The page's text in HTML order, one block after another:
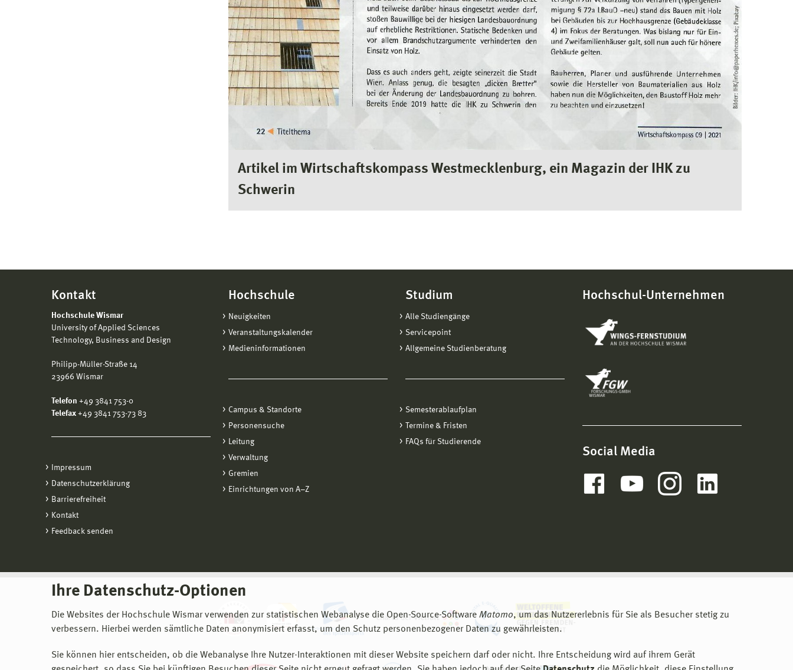
Ihre Datenschutz-Optionen
Die Websites der Hochschule Wismar verwenden zur statistischen Webanalyse die Open-Source-Software Matomo, um das Nutzererlebnis für Sie als Besucher stetig zu
verbessern. Hierbei werden sämtliche Daten anonymisiert erfasst, um den Schutz personenbezogener Daten zu gewährleisten.
Sie können hier entscheiden, ob die Webanalyse Ihre Nutzer-Interaktionen mit dieser Website speichern darf oder nicht. Ihre Entscheidung wird auf ihrem Gerät
Artikel im Wirtschaftskompass Westmecklenburg, ein Magazin der IHK zu
Schwerin
Kontakt
Hochschule Wismar
University of Applied Sciences
Technology, Business and Design
Philipp-Müller-Straße 14
23966 Wismar
Telefon +49 3841 753-0
Telefax +49 3841 753-73 83
Impressum
Datenschutzerklärung
Barrierefreiheit
Kontakt
Feedback senden
Hochschule
Neuigkeiten
Veranstaltungskalender
Medieninformationen
Campus & Standorte
Personensuche
Leitung
Verwaltung
Gremien
Einrichtungen von A−Z
Studium
Alle Studiengänge
Servicepoint
Allgemeine Studienberatung
Semesterablaufplan
Termine & Fristen
FAQs für Studierende
Hochschul-Unternehmen
Social Media